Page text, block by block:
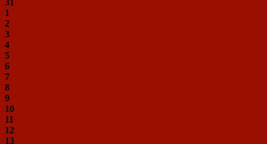
1
2
3
4
5
6
7
8
9
10
11
12
13